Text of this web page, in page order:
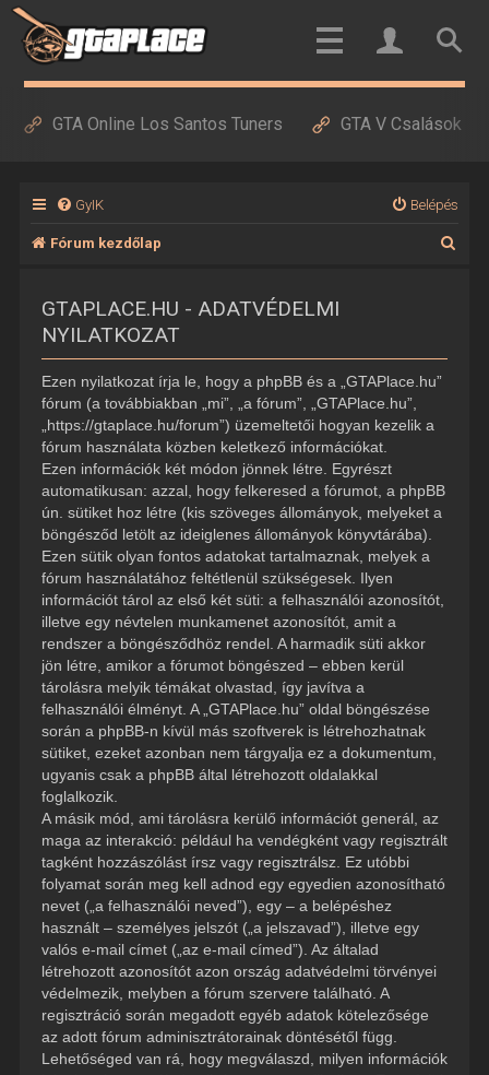
GTA Online Los Santos Tuners GTA V Csalások
GyIK Belépés
Fórum kezdőlap
GTAPLACE.HU - ADATVÉDELMI
NYILATKOZAT
Ezen nyilatkozat írja le, hogy a phpBB és a „GTAPlace.hu”
fórum (a továbbiakban „mi”, „a fórum”, „GTAPlace.hu”,
„https://gtaplace.hu/forum”) üzemeltetői hogyan kezelik a
fórum használata közben keletkező információkat.
Ezen információk két módon jönnek létre. Egyrészt
automatikusan: azzal, hogy felkeresed a fórumot, a phpBB
ún. sütiket hoz létre (kis szöveges állományok, melyeket a
böngésződ letölt az ideiglenes állományok könyvtárába).
Ezen sütik olyan fontos adatokat tartalmaznak, melyek a
fórum használatához feltétlenül szükségesek. Ilyen
információt tárol az első két süti: a felhasználói azonosítót,
illetve egy névtelen munkamenet azonosítót, amit a
rendszer a böngésződhöz rendel. A harmadik süti akkor
jön létre, amikor a fórumot böngészed – ebben kerül
tárolásra melyik témákat olvastad, így javítva a
felhasználói élményt. A „GTAPlace.hu” oldal böngészése
során a phpBB-n kívül más szoftverek is létrehozhatnak
sütiket, ezeket azonban nem tárgyalja ez a dokumentum,
ugyanis csak a phpBB által létrehozott oldalakkal
foglalkozik.
A másik mód, ami tárolásra kerülő információt generál, az
maga az interakció: például ha vendégként vagy regisztrált
tagként hozzászólást írsz vagy regisztrálsz. Ez utóbbi
folyamat során meg kell adnod egy egyedien azonosítható
nevet („a felhasználói neved”), egy – a belépéshez
használt – személyes jelszót („a jelszavad”), illetve egy
valós e-mail címet („az e-mail címed”). Az általad
létrehozott azonosítót azon ország adatvédelmi törvényei
védelmezik, melyben a fórum szervere található. A
regisztráció során megadott egyéb adatok kötelezősége
az adott fórum adminisztrátorainak döntésétől függ.
Lehetőséged van rá, hogy megválaszd, milyen információk